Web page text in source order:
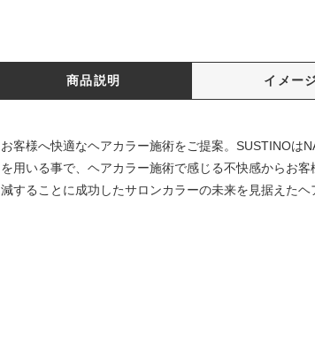
商品説明 イメー
お客様へ快適なヘアカラー施術をご提案。SUSTINOは
を用いる事で、ヘアカラー施術で感じる不快感からお
減することに成功したサロンカラーの未来を見据えたヘ